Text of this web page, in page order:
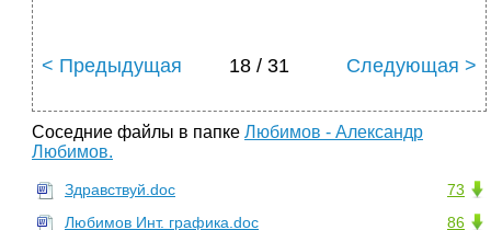
< Предыдущая 18 / 31 Следующая >
Соседние файлы в папке Любимов - Александр
Любимов.
73
Здравствуй.doc
86
Любимов Инт. графика.doc